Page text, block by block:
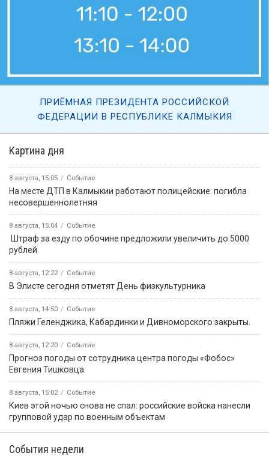
Картина дня
8 августа, 15:05 Событие
На месте ДТП в Калмыкии работают полицейские: погибла
несовершеннолетняя
8 августа, 15:04 Событие
️ Штраф за езду по обочине предложили увеличить до 5000
рублей
8 августа, 12:22 Событие
В Элисте сегодня отметят День физкультурника
8 августа, 14:50 Событие
️Пляжи Геленджика, Кабардинки и Дивноморского закрыты.
8 августа, 12:20 Событие
Прогноз погоды от сотрудника центра погоды «Фобос»
Евгения Тишковца
8 августа, 15:02 Событие
Киев этой ночью снова не спал: российские войска нанесли
групповой удар по военным объектам
События недели
ПРИЁМНАЯ ПРЕЗИДЕНТА РОССИЙСКОЙ
ФЕДЕРАЦИИ В РЕСПУБЛИКЕ КАЛМЫКИЯ